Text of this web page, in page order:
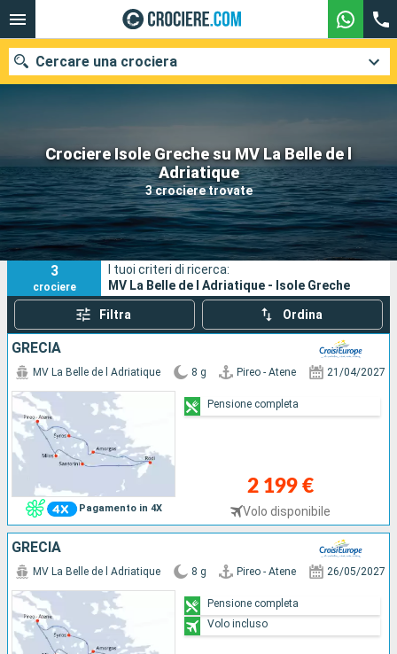
Crociere Isole Greche su MV La Belle de l
Adriatique
3 crociere trovate
Cercare una crociera
Le nostre destinazioni
Mesi di partenza
Porti Compagnie
Ricerca
3
crociere
I tuoi criteri di ricerca:
MV La Belle de l Adriatique - Isole Greche
Filtra Ordina
GRECIA
Pagamento in 4X
MV La Belle de l Adriatique 8 g Pireo - Atene 21/04/2027
2 199 €
Volo disponibile
Pensione completa
GRECIA
MV La Belle de l Adriatique 8 g Pireo - Atene 26/05/2027
Pensione completa
Volo incluso